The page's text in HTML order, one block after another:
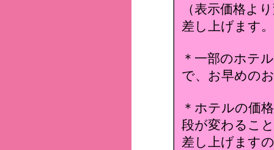
（表示価格よ
差し上げます
＊一部のホテ
で、お早めの
＊ホテルの価
段が変わるこ
差し上げます